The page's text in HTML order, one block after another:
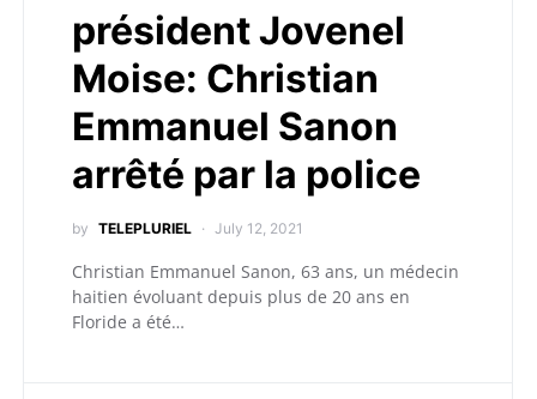
président Jovenel
Moise: Christian
Emmanuel Sanon
arrêté par la police
by TELEPLURIEL July 12, 2021
Christian Emmanuel Sanon, 63 ans, un médecin
haitien évoluant depuis plus de 20 ans en
Floride a été…